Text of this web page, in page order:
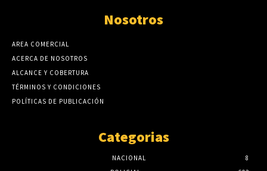
Nosotros
AREA COMERCIAL
ACERCA DE NOSOTROS
ALCANCE Y COBERTURA
TÉRMINOS Y CONDICIONES
POLÍTICAS DE PUBLICACIÓN
Categorias
NACIONAL
8